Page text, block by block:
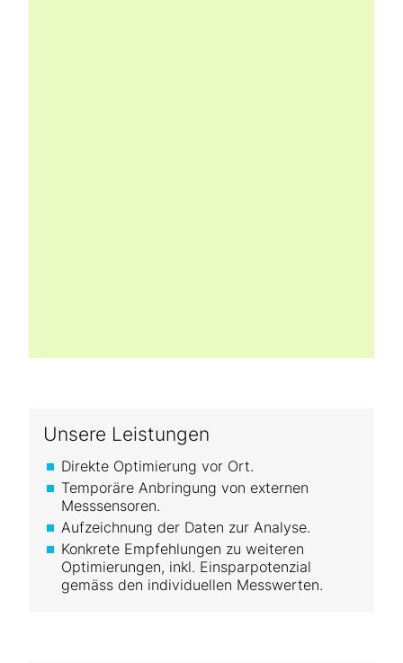
Unsere Leistungen
Direkte Optimierung vor Ort.
Temporäre Anbringung von externen
Messsensoren.
Aufzeichnung der Daten zur Analyse.
Konkrete Empfehlungen zu weiteren
Optimierungen, inkl. Einsparpotenzial
gemäss den individuellen Messwerten.